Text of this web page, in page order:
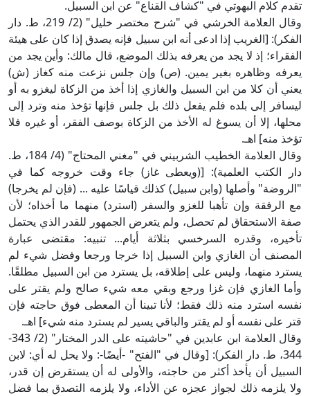
تقدم كلام البهوتي في "كشاف القناع" عن ابن السبيل.
وقال العلامة الخرشي في "شرح مختصر خليل" (2/ 219، ط. دار
الفكر): [الغريب إذا ادعى أنه ابن سبيل فإنه يصدق إذا كان على هيئة
الفقراء؛ إذ لا يجد من يعرفه بذلك الموضع، قال مالك: وأين يجد من
يعرفه وظاهره بغير يمين. (ص) وإن جلس نزعت منه كغاز (ش)
يعني أن كلا من ابن السبيل والغازي إذا أخذ من الزكاة ليغزو به أو
ليسافر إلى بلده فلم يفعل ذلك بل جلس فإنها تؤخذ منه وترد إلى
محلها، إلا أن يسوغ له الأخذ من الزكاة بوصف الفقر، أو غيره فلا
تؤخذ منه] اهـ.
وقال العلامة الخطيب الشربيني في "مغني المحتاج" (4/ 184، ط.
دار الكتب العلمية): [(ويعطى غاز) جاء وقت خروجه كما في
"الروضة" وأصلها (وابن سبيل) كذلك قياسًا عليه ... (فإن لم يخرجا)
مع الرفقة وإن تأهبا للغزو والسفر (استرد) منهما ما أخذاه؛ لأن
صفة الاستحقاق لم تحصل، ولم يتعرض الجمهور للقدر الذي يحتمل
تأخيره، وقدره السرخسي بثلاثة أيام... تنبيه: مقتضى عبارة
المصنف أن الغازي وابن السبيل إذا خرجا ورجعا وفضل شيء لم
يسترد منهما، وليس على إطلاقه، بل يسترد من ابن السبيل مطلقًا.
وأما الغازي فإن غزا ورجع وبقي معه شيء صالح ولم يقتر على
نفسه استرد منه ذلك فقط؛ لأنا تبينا أن المعطى فوق حاجته فإن
قتر على نفسه أو لم يقتر والباقي يسير لم يسترد منه شيء] اهـ.
وقال العلامة ابن عابدين في "حاشيته على الدر المختار" (2/ 343-
344، ط. دار الفكر): [وقال في "الفتح" -أيضًا-: ولا يحل له أي: لابن
السبيل أن يأخذ أكثر من حاجته، والأولى له أن يستقرض إن قدر،
ولا يلزمه ذلك لجواز عجزه عن الأداء، ولا يلزمه التصدق بما فضل